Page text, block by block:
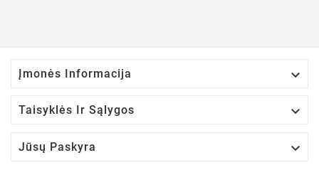
Įmonės Informacija 
Taisyklės Ir Sąlygos 
Jūsų Paskyra 